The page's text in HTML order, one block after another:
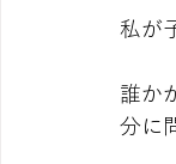
私が
誰か
分に